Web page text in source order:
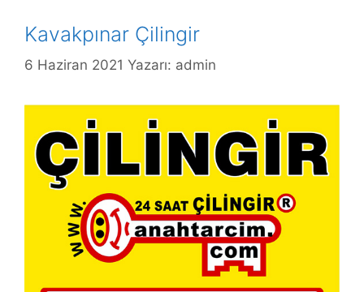
Kavakpınar Çilingir
6 Haziran 2021 Yazarı: admin